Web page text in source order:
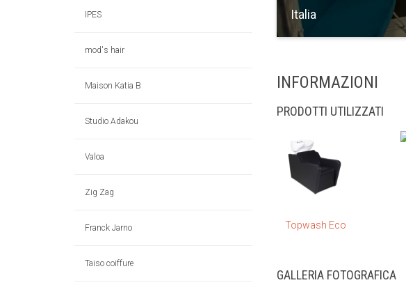
IPES
mod's hair
Maison Katia B
Studio Adakou
Valoa
Zig Zag
Franck Jarno
Taiso coiffure
Italia
INFORMAZIONI
PRODOTTI UTILIZZATI
Topwash Eco
GALLERIA FOTOGRAFICA